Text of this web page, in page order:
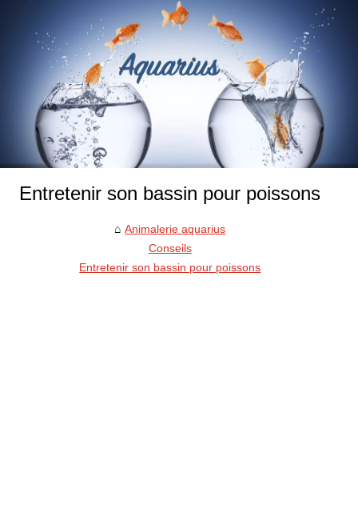
Entretenir son bassin pour poissons
Animalerie aquarius
Conseils
Entretenir son bassin pour poissons